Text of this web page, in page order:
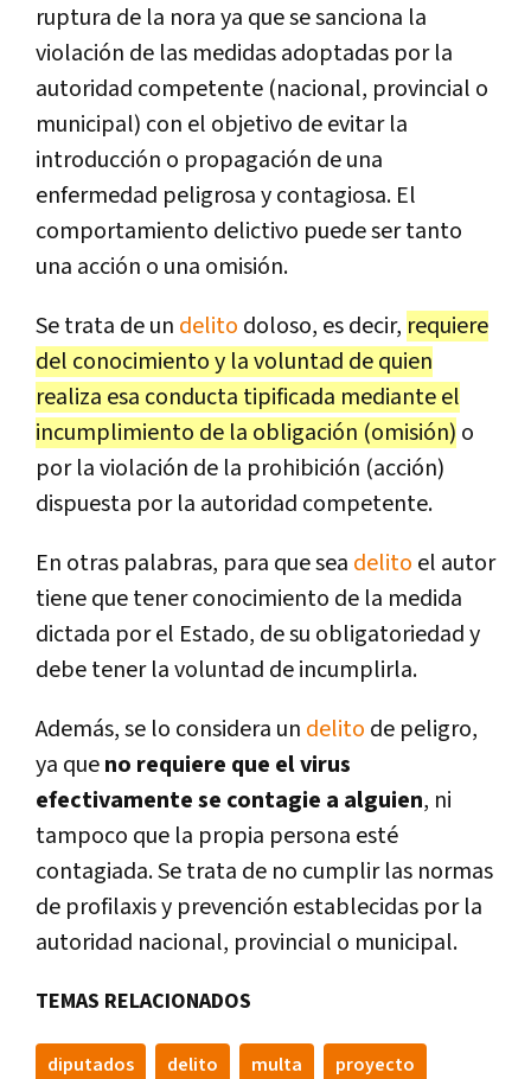
ruptura de la nora ya que se sanciona la
violación de las medidas adoptadas por la
autoridad competente (nacional, provincial o
municipal) con el objetivo de evitar la
introducción o propagación de una
enfermedad peligrosa y contagiosa. El
comportamiento delictivo puede ser tanto
una acción o una omisión.
Se trata de un delito doloso, es decir, requiere
del conocimiento y la voluntad de quien
realiza esa conducta tipificada mediante el
incumplimiento de la obligación (omisión) o
por la violación de la prohibición (acción)
dispuesta por la autoridad competente.
En otras palabras, para que sea delito el autor
tiene que tener conocimiento de la medida
dictada por el Estado, de su obligatoriedad y
debe tener la voluntad de incumplirla.
Además, se lo considera un delito de peligro,
ya queno requiere que el virus
efectivamente se contagie a alguien, ni
tampoco que la propia persona esté
contagiada. Se trata de no cumplir las normas
de profilaxis y prevención establecidas por la
autoridad nacional, provincial o municipal.
TEMAS RELACIONADOS
diputados delito multa proyecto